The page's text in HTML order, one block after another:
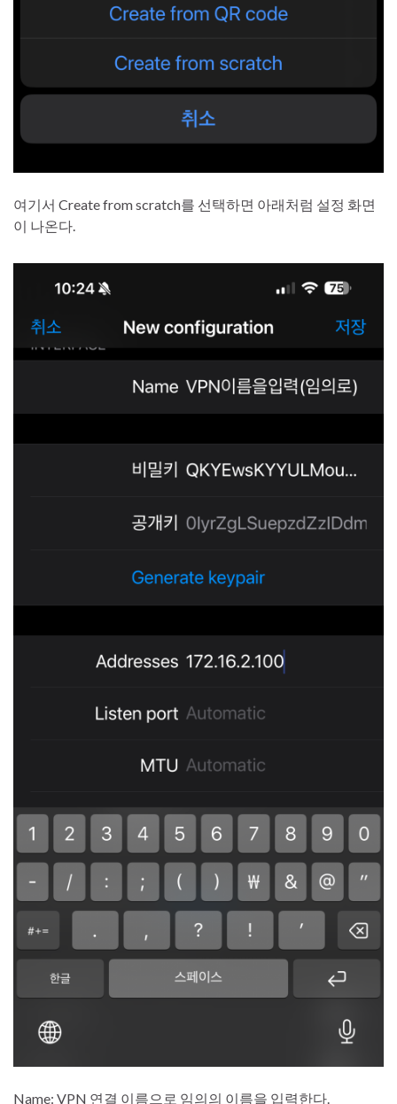
여기서 Create from scratch를 선택하면 아래처럼 설정 화면
이 나온다.
Name: VPN 연결 이름으로 임의의 이름을 입력한다.